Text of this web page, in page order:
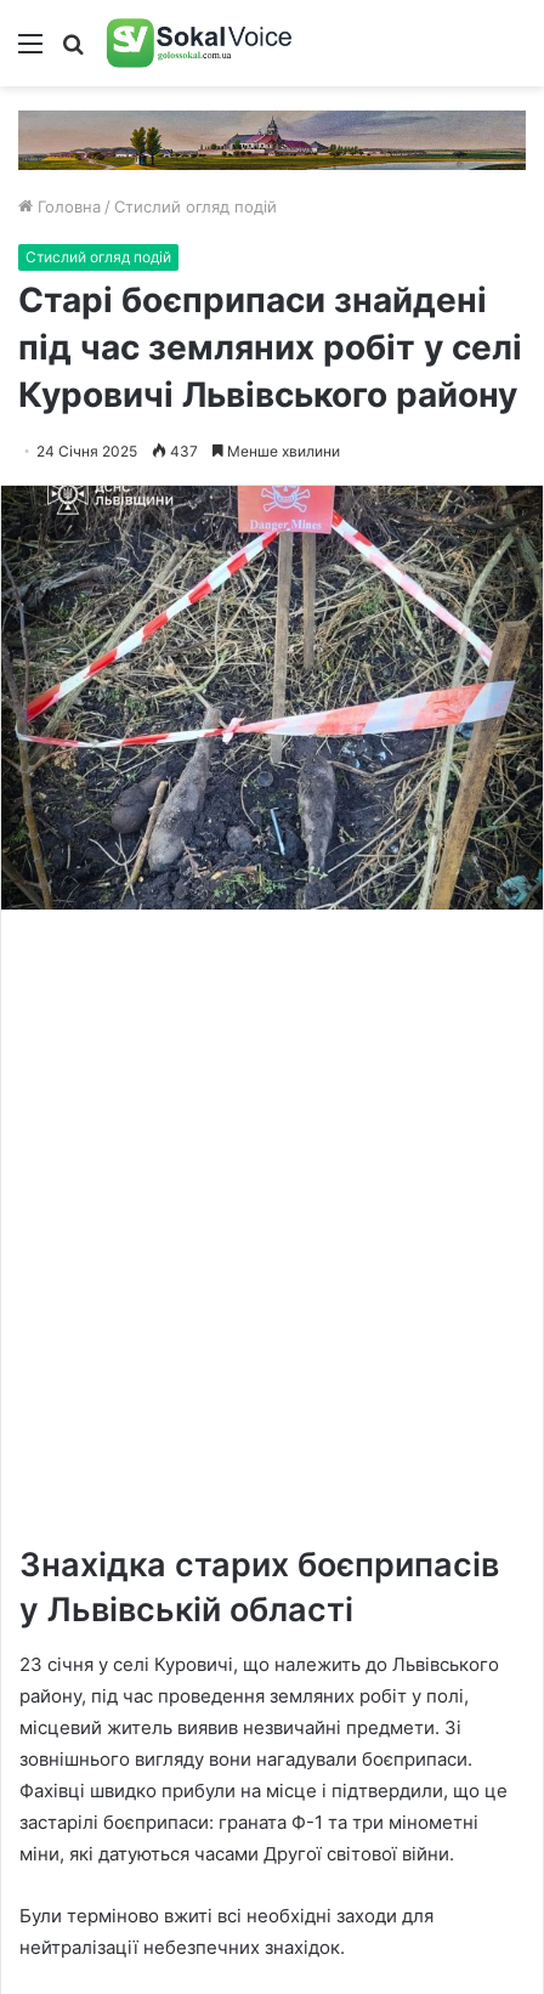
Меню Пошук
Головна / Стислий огляд подій
Стислий огляд подій
Старі боєприпаси знайдені
під час земляних робіт у селі
Куровичі Львівського району
24 Січня 2025 437 Менше хвилини
Знахідка старих боєприпасів
у Львівській області
23 січня у селі Куровичі, що належить до Львівського
району, під час проведення земляних робіт у полі,
місцевий житель виявив незвичайні предмети. Зі
зовнішнього вигляду вони нагадували боєприпаси.
Фахівці швидко прибули на місце і підтвердили, що це
застарілі боєприпаси: граната Ф-1 та три мінометні
міни, які датуються часами Другої світової війни.
Були терміново вжиті всі необхідні заходи для
нейтралізації небезпечних знахідок.